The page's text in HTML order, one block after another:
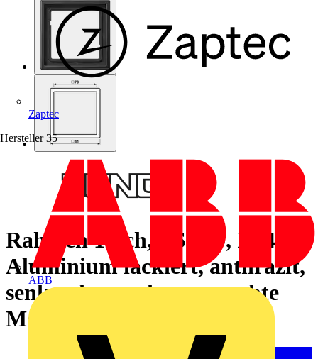
Zaptec
Hersteller 35
ABB
Rahmen 1fach, LS 990, IP 44,
Aluminium lackiert, anthrazit,
senkrechte und waagerechte
Montage